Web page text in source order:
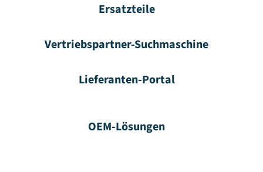
Ersatzteile
Vertriebspartner-Suchmaschine
Lieferanten-Portal
OEM-Lösungen